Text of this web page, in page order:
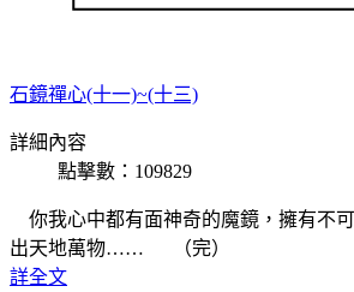
石鏡禪心(十一)~(十三)
詳細內容
點擊數：109829
你我心中都有面神奇的魔鏡，擁有不
出天地萬物…… （完）
詳全文